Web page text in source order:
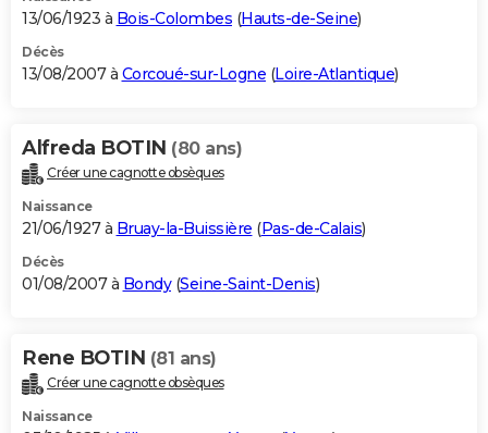
13/06/1923 à Bois-Colombes (Hauts-de-Seine)
Décès
13/08/2007 à Corcoué-sur-Logne (Loire-Atlantique)
Alfreda BOTIN (80 ans)
Créer une cagnotte obsèques
Naissance
21/06/1927 à Bruay-la-Buissière (Pas-de-Calais)
Décès
01/08/2007 à Bondy(Seine-Saint-Denis)
Rene BOTIN (81 ans)
Créer une cagnotte obsèques
Naissance